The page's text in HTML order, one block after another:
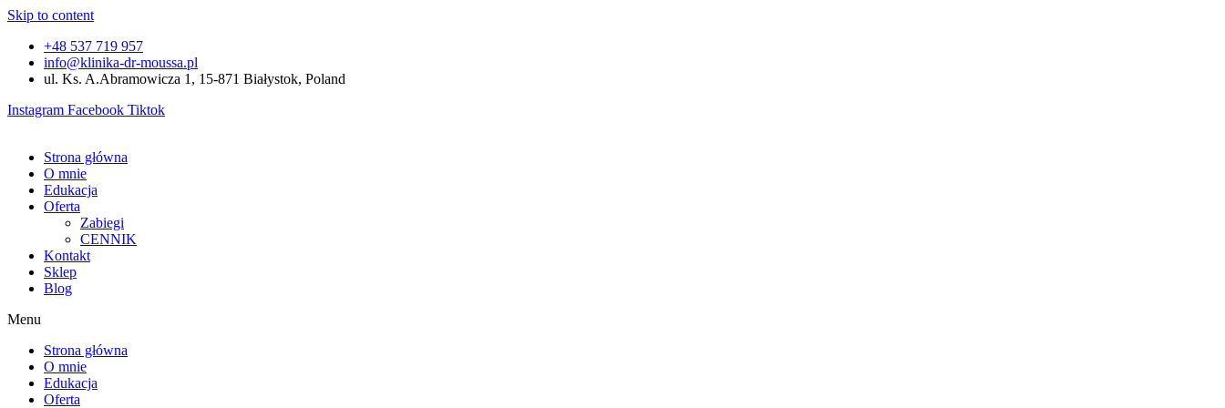
Skip to content
+48 537 719 957
info@klinika-dr-moussa.pl
ul. Ks. A.Abramowicza 1, 15-871 Białystok, Poland
Instagram Facebook Tiktok
Strona główna
O mnie
Edukacja
Oferta
Zabiegi
CENNIK
Kontakt
Sklep
Blog
Menu
Strona główna
O mnie
Edukacja
Oferta